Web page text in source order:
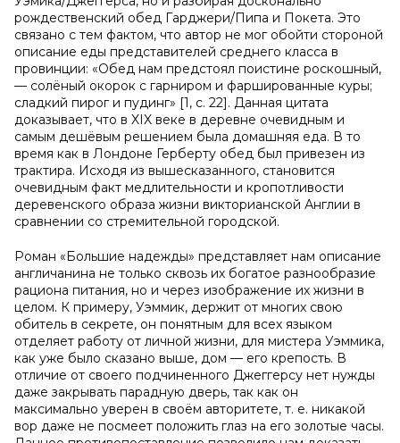
рождественский обед Гарджери/Пипа и Покета. Это
связано с тем фактом, что автор не мог обойти стороной
описание еды представителей среднего класса в
провинции: «Обед нам предстоял поистине роскошный,
— солёный окорок с гарниром и фаршированные куры;
сладкий пирог и пудинг» [1, с. 22]. Данная цитата
доказывает, что в XIX веке в деревне очевидным и
самым дешёвым решением была домашняя еда. В то
время как в Лондоне Герберту обед был привезен из
трактира. Исходя из вышесказанного, становится
очевидным факт медлительности и кропотливости
деревенского образа жизни викторианской Англии в
сравнении со стремительной городской.
Роман «Большие надежды» представляет нам описание
англичанина не только сквозь их богатое разнообразие
рациона питания, но и через изображение их жизни в
целом. К примеру, Уэммик, держит от многих свою
обитель в секрете, он понятным для всех языком
отделяет работу от личной жизни, для мистера Уэммика,
как уже было сказано выше, дом — его крепость. В
отличие от своего подчиненного Джеггерсу нет нужды
даже закрывать парадную дверь, так как он
максимально уверен в своём авторитете, т. е. никакой
вор даже не посмеет положить глаз на его золотые часы.